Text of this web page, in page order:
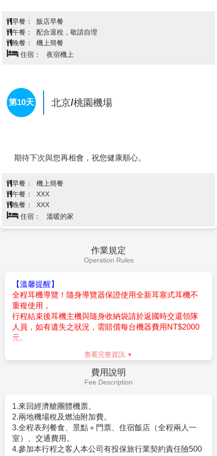
依靠鱈魚捕撈為生的歷史記憶。
第7天 斯沃維爾→納維克機場/奧斯陸
今早出發沿著E10景觀公路北上，車窗外是峽灣、尖聳
山峰與漁屋相映的經典畫面，為羅浮敦旅程寫下最後的
風景篇章；午後抵達納維克機場準備搭機抵達挪威首都
奧斯陸。
【E10景觀公路National Tourist Route】
長約 348 公里，從群島最南端的奧鎮一路延伸，串連起
高低起伏，公路蜿蜒曲折，山崖海灣瞭繞不已，沿途風
光宛如明信片，峻峭山峰、湛藍峽灣與彩色漁村交錯，
讓車程像行駛在畫中。
早餐： 飯店早餐
午餐： 配合航班，敬請自理
晚餐： 北歐風味餐
住宿： Hotel Radisson Blu Alna 或同級
奧斯陸【奧斯陸市政廳、維格蘭人生
雕刻公園、卡爾約翰大街】